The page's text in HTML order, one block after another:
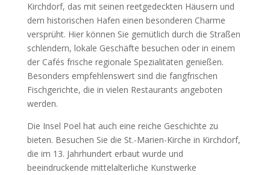
Kirchdorf, das mit seinen reetgedeckten Häusern und
dem historischen Hafen einen besonderen Charme
versprüht. Hier können Sie gemütlich durch die Straßen
schlendern, lokale Geschäfte besuchen oder in einem
der Cafés frische regionale Spezialitäten genießen.
Besonders empfehlenswert sind die fangfrischen
Fischgerichte, die in vielen Restaurants angeboten
werden.
Die Insel Poel hat auch eine reiche Geschichte zu
bieten. Besuchen Sie die St.-Marien-Kirche in Kirchdorf,
die im 13. Jahrhundert erbaut wurde und
beeindruckende mittelalterliche Kunstwerke